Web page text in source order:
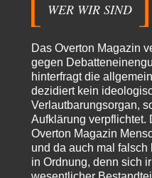
Und warum? Erstens, weil der…
Platons Sokrates
vor 6 Stunden
Die Revolution, die nie scheiterte
Es gibt 3 Arten von Freiheit: die
Man darf…
Erzengelinvor 7 Stunden zu:
Leihmutterschaft als Zweig
es ist zum verzweifeln. so
hat das alles keinen zweck mehr,…
emil vor 8 Stunden zu:
From Field to Glass – Bio
WER WIR SIND
Das Overton Magazin
gegen
hinterfragt die
dezidiert kein
Verlautbarungsorgan,
Aufklärung verpflichtet.
Overton Magazin
und da auch mal
in Ordnung, denn sich